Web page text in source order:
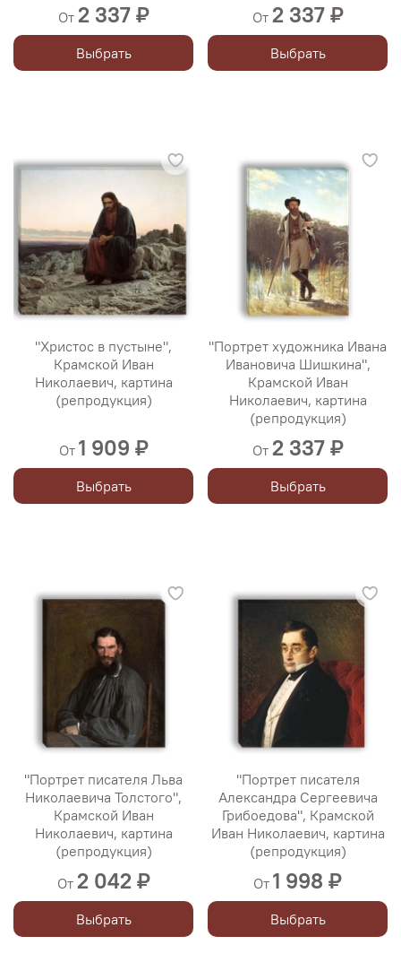
От 2 337 ₽
Выбрать
От 2 337 ₽
Выбрать
"Христос в пустыне",
Крамской Иван
Николаевич, картина
(репродукция)
От 1 909 ₽
Выбрать
"Портрет художника Ивана
Ивановича Шишкина",
Крамской Иван
Николаевич, картина
(репродукция)
От 2 337 ₽
Выбрать
"Портрет писателя Льва
Николаевича Толстого",
Крамской Иван
Николаевич, картина
(репродукция)
От 2 042 ₽
Выбрать
"Портрет писателя
Александра Сергеевича
Грибоедова", Крамской
Иван Николаевич, картина
(репродукция)
От 1 998 ₽
Выбрать